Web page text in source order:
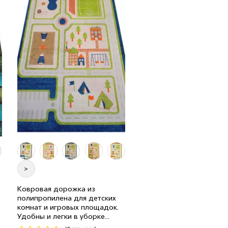
>
Ковровая дорожка из
полипропилена для детских
комнат и игровых площадок.
Удобны и легки в уборке...
0.8 м 90 мп 704 грн/мп
Код 21303